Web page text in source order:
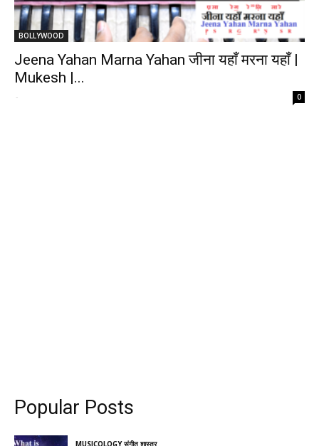
BOLLYWOOD
Jeena Yahan Marna Yahan जीना यहाँ मरना यहाँ |
Mukesh |...
- 0
Popular Posts